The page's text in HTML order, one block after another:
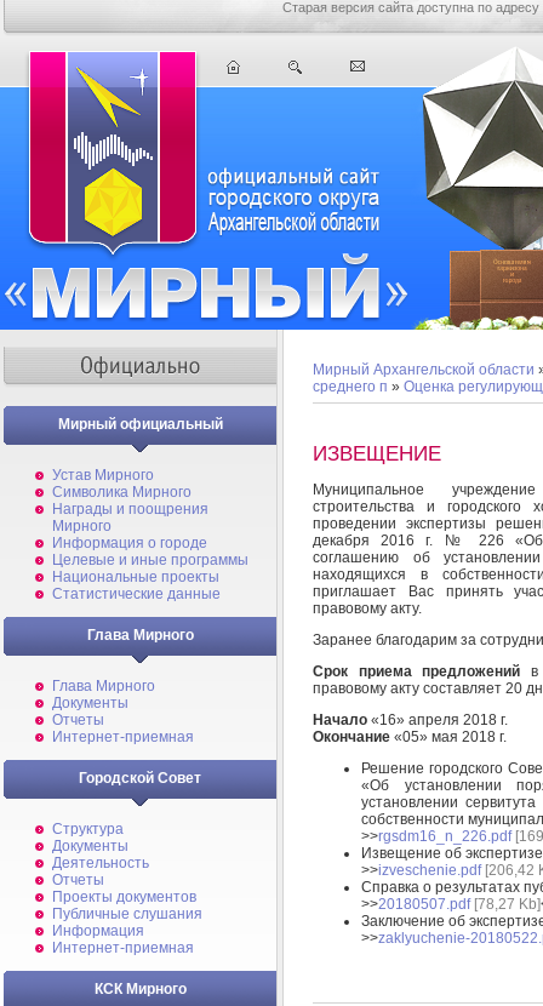
Старая версия сайта доступна по адресу
Мирный официальный
Устав Мирного
Символика Мирного
Награды и поощрения
Мирного
Информация о городе
Целевые и иные программы
Национальные проекты
Статистические данные
Глава Мирного
Глава Мирного
Документы
Отчеты
Интернет-приемная
Городской Совет
Структура
Документы
Деятельность
Отчеты
Проекты документов
Публичные слушания
Информация
Интернет-приемная
КСК Мирного
Мирный Архангельской области
среднего п » Оценка
ИЗВЕЩЕНИЕ
Муниципальное
строительства и
проведении экспертизы
декабря 2016 г. № 226 «Об
соглашению об
находящихся в
приглашает Вас принять
правовому акту.
Заранее благодарим за
Срок приема предложений в
правовому акту составляет 20
Начало «16» апреля 2018 г.
Окончание «05» мая 2018 г.
Решение городского
«Об установлении
установлении
собственности
>>rgsdm16_n_226.pdf
Извещение об
>>izveschenie.pdf[206,42
Справка о результатах
>>20180507.pdf[78,27 Kb]
Заключение об
>>zaklyuchenie-